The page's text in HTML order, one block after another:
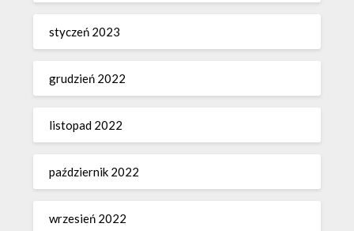
styczeń 2023
grudzień 2022
listopad 2022
październik 2022
wrzesień 2022